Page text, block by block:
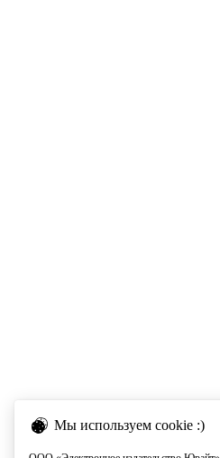
Мы используем cookie :)